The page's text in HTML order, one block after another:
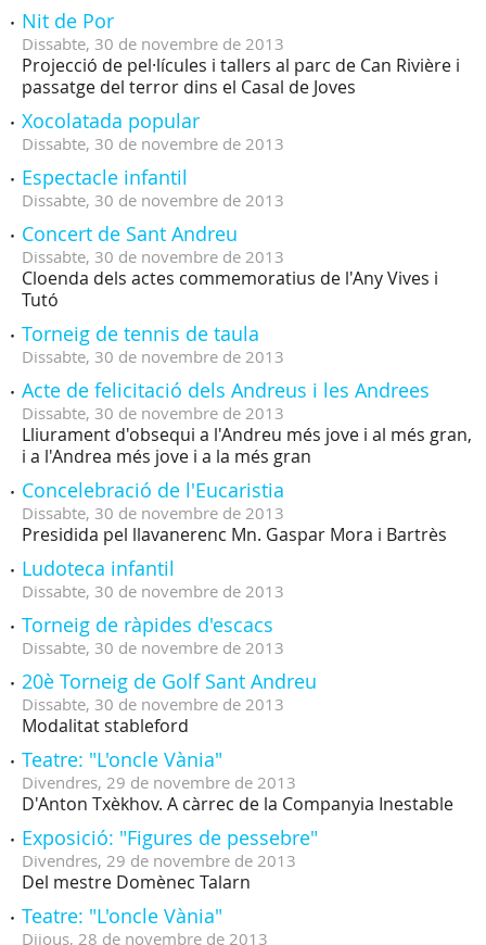
Nit de Por
Dissabte, 30 de novembre de 2013
Projecció de pel·lícules i tallers al parc de Can Rivière i
passatge del terror dins el Casal de Joves
Xocolatada popular
Dissabte, 30 de novembre de 2013
Espectacle infantil
Dissabte, 30 de novembre de 2013
Concert de Sant Andreu
Dissabte, 30 de novembre de 2013
Cloenda dels actes commemoratius de l'Any Vives i
Tutó
Torneig de tennis de taula
Dissabte, 30 de novembre de 2013
Acte de felicitació dels Andreus i les Andrees
Dissabte, 30 de novembre de 2013
Lliurament d'obsequi a l'Andreu més jove i al més gran,
i a l'Andrea més jove i a la més gran
Concelebració de l'Eucaristia
Dissabte, 30 de novembre de 2013
Presidida pel llavanerenc Mn. Gaspar Mora i Bartrès
Ludoteca infantil
Dissabte, 30 de novembre de 2013
Torneig de ràpides d'escacs
Dissabte, 30 de novembre de 2013
20è Torneig de Golf Sant Andreu
Dissabte, 30 de novembre de 2013
Modalitat stableford
Teatre: "L'oncle Vània"
Divendres, 29 de novembre de 2013
D'Anton Txèkhov. A càrrec de la Companyia Inestable
Exposició: "Figures de pessebre"
Divendres, 29 de novembre de 2013
Del mestre Domènec Talarn
Teatre: "L'oncle Vània"
Dijous, 28 de novembre de 2013